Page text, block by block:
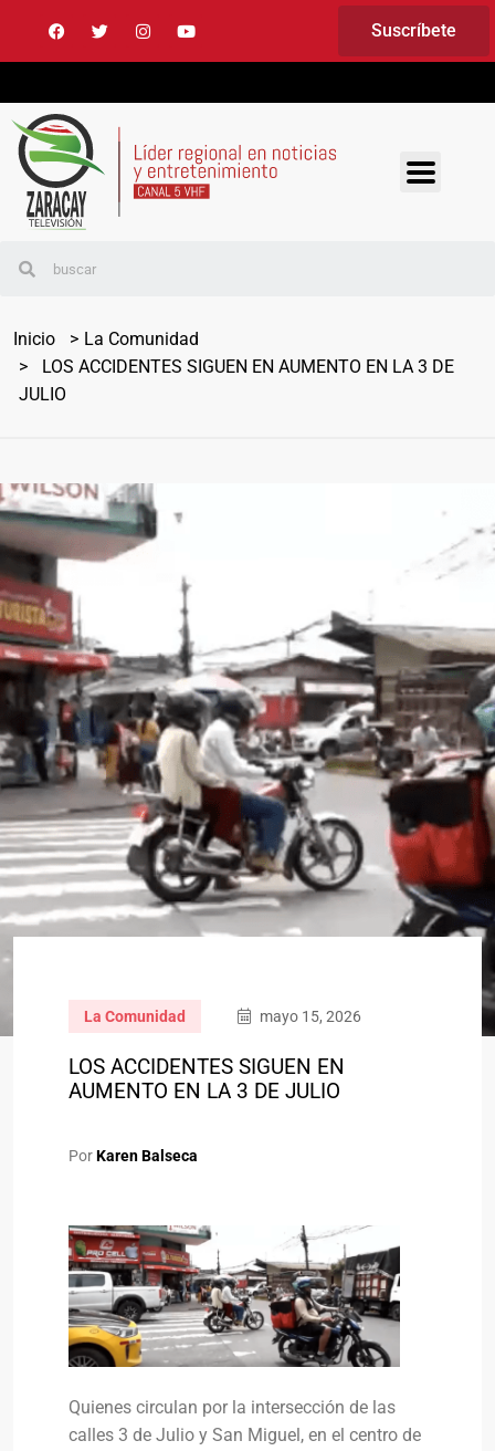
Suscríbete
Inicio
La Comunidad
LOS ACCIDENTES SIGUEN EN AUMENTO EN LA 3 DE
JULIO
La Comunidad mayo 15, 2026
LOS ACCIDENTES SIGUEN EN
AUMENTO EN LA 3 DE JULIO
PorKaren Balseca
Quienes circulan por la intersección de las
calles 3 de Julio y San Miguel, en el centro de